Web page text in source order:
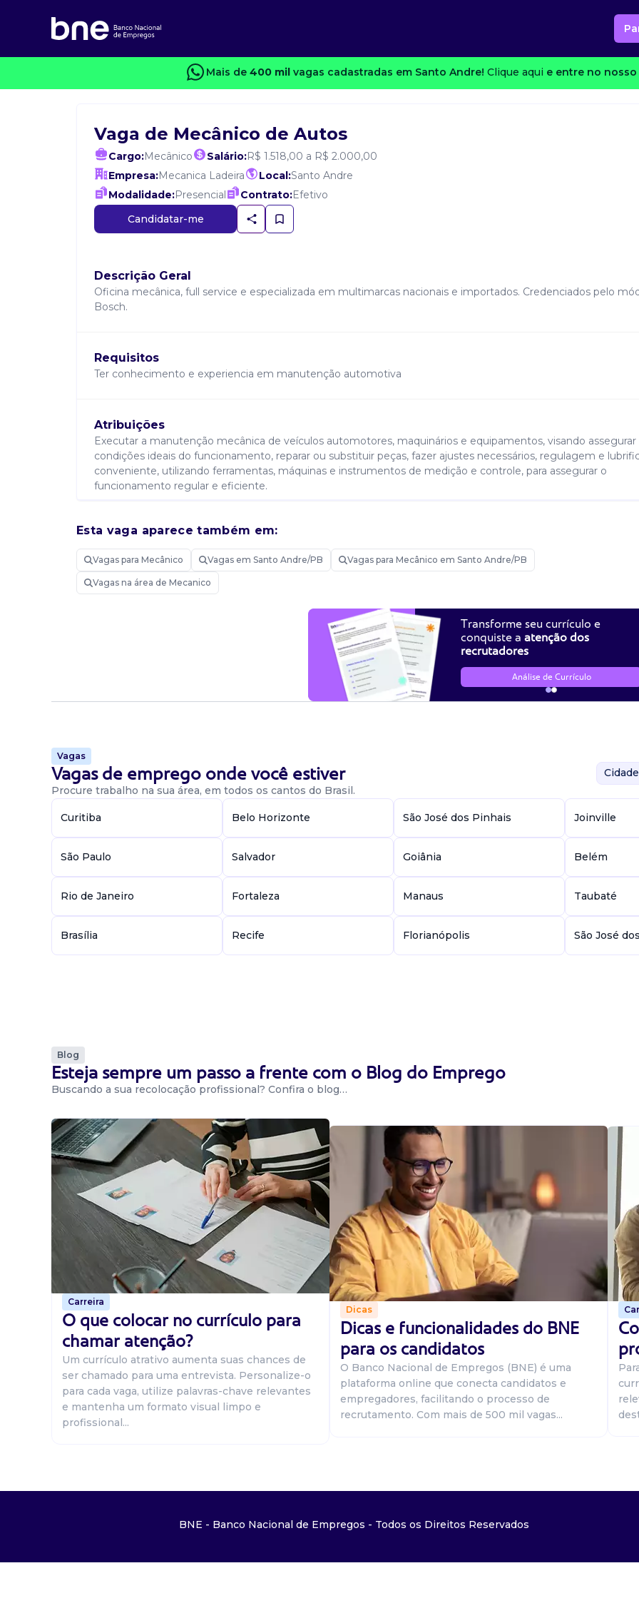
Mais de 400 mil vagas cadastradas em Santo Andre! Clique aqui e entre no
Vaga de Mecânico de Autos
Cargo:Mecânico Salário:R$ 1.518,00 a R$ 2.000,00
Empresa:Mecanica Ladeira Local:Santo Andre
Modalidade:Presencial Contrato:Efetivo
Candidatar-me
Descrição Geral
Oficina mecânica, full service e especializada em multimarcas nacionais e importados. Credenciados pelo
Bosch.
Requisitos
Ter conhecimento e experiencia em manutenção automotiva
Atribuições
Executar a manutenção mecânica de veículos automotores, maquinários e equipamentos, visando assegurar
condições ideais do funcionamento, reparar ou substituir peças, fazer ajustes necessários, regulagem e
conveniente, utilizando ferramentas, máquinas e instrumentos de medição e controle, para assegurar o
funcionamento regular e eficiente.
Candidatar-me
Esta vaga aparece também em:
Vagas para Mecânico Vagas em Santo Andre/PB Vagas para Mecânico em Santo Andre/PB
Vagas na área de Mecanico
Transforme seu currículo e
conquiste a atenção dos
recrutadores
Análise de Currículo
Vagas
Vagas de emprego onde você estiver
Procure trabalho na sua área, em todos os cantos do Brasil.
Curitiba Belo Horizonte São José dos Pinhais Joinville
São Paulo Salvador Goiânia Belém
Rio de Janeiro Fortaleza Manaus Taubaté
Brasília Recife Florianópolis São José
Blog
Esteja sempre um passo a frente com o Blog do Emprego
Buscando a sua recolocação profissional? Confira o blog…
Carreira
O que colocar no currículo para
chamar atenção?
Um currículo atrativo aumenta suas chances de
ser chamado para uma entrevista. Personalize-o
para cada vaga, utilize palavras-chave relevantes
e mantenha um formato visual limpo e
profissional...
Dicas
Dicas e funcionalidades do BNE
para os candidatos
O Banco Nacional de Empregos (BNE) é uma
plataforma online que conecta candidatos e
empregadores, facilitando o processo de
recrutamento. Com mais de 500 mil vagas...
BNE - Banco Nacional de Empregos - Todos os Direitos Reservados